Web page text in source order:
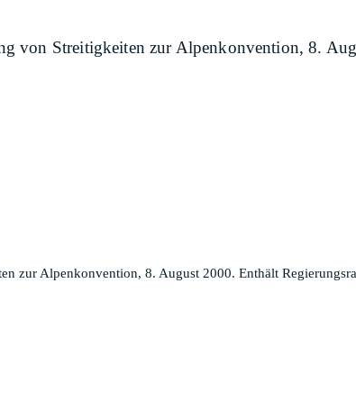
von Streitigkeiten zur Alpenkonvention, 8.
zur Alpenkonvention, 8. August 2000. Enthält